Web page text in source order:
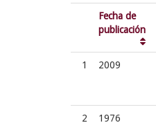
Fecha de
publicación
1 2009
2 1976